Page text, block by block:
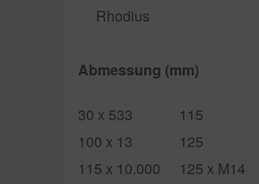
Rhodius
Abmessung (mm)
30 x 533
100 x 13
115 x 10.000
115
125
125 x M14